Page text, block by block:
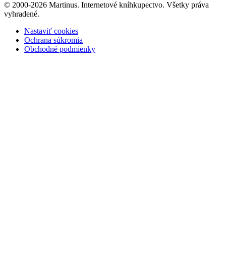
© 2000-2026 Martinus. Internetové kníhkupectvo. Všetky práva
vyhradené.
Nastaviť cookies
Ochrana súkromia
Obchodné podmienky